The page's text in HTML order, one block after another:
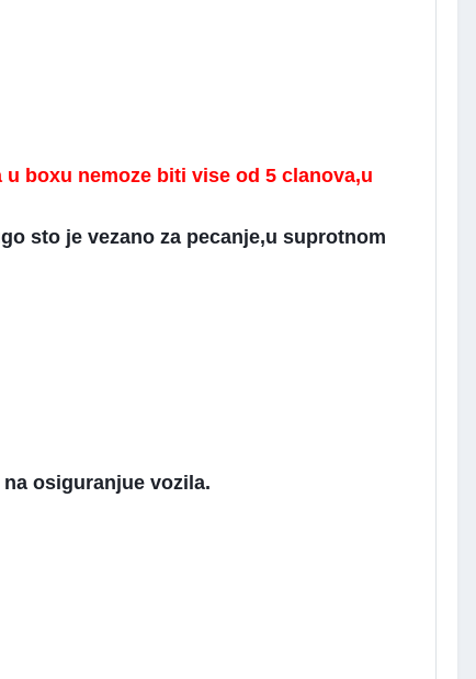
boxu nemoze biti vise od 5 clanova,u
sto je vezano za pecanje,u suprotnom
osiguranjue vozila.